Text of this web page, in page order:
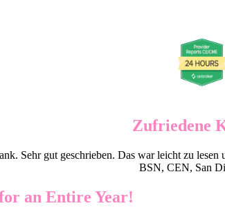
Zufriedene
Sehr gut geschrieben. Das war leicht zu
BSN, CEN, San
an Entire Year!